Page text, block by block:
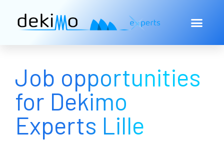
Job opportunities
for Dekimo
Experts Lille